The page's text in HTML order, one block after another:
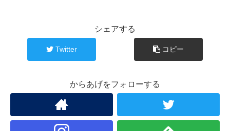
シェアする
Twitter コピー
からあげをフォローする